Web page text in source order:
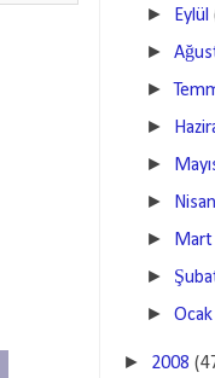
► Eylül
►
►
►
►
► Nisan
► Mart
►
►Ocak
► 2008